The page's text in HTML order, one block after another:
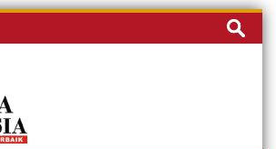
Cari
untuk: